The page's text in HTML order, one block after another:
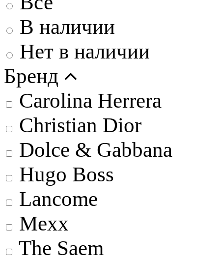
В наличии
Нет в наличии
Бренд
Carolina Herrera
Christian Dior
Dolce & Gabbana
Hugo Boss
Lancome
Mexx
The Saem